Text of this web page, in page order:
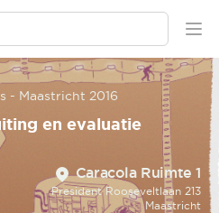
- Maastricht 2016
en evaluatie
Location
Caracola Ruimte 1
President Rooseveltlaan 213
Maastricht